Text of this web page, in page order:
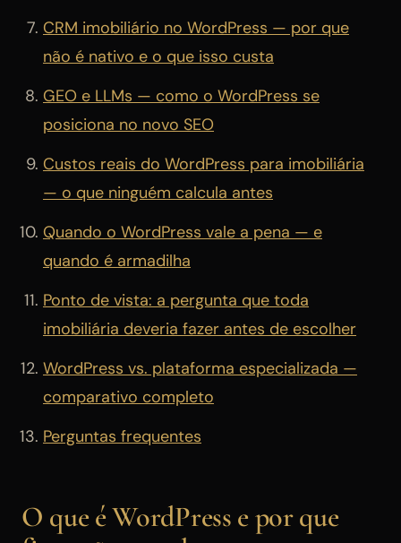
CRM imobiliário no WordPress — por que
não é nativo e o que isso custa
GEO e LLMs — como o WordPress se
posiciona no novo SEO
Custos reais do WordPress para imobiliária
— o que ninguém calcula antes
Quando o WordPress vale a pena — e
quando é armadilha
Ponto de vista: a pergunta que toda
imobiliária deveria fazer antes de escolher
WordPress vs. plataforma especializada —
comparativo completo
Perguntas frequentes
O que é WordPress e por que